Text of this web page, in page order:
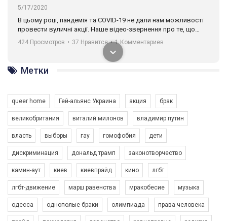
5/17/2020
В цьому році, пандемія та COVІD-19 не дали нам можливості
провести вуличні акції. Наше відео-звернення про те, що
навіть коли ми у різних містах та не можемо зустрінеться, ми
разом. Ми закликаємо всіх хто поділяє цінності рівності та
солідарності, приєднатися до нас. Регіональні підрозділи
ГАУ є в 16 областях України.
Разом наш голос лунає гучніше!
424 Просмотров • 37 Нравится • 1 Комментариев
Зупинимо насильство проти ЛГБТ в Україні! Stop violence against LGBT in Ukraine!
6/30/2017
Емоційний та вражаючий промо-ролік на конкурс PACT, який
Метки
queer home Гей-альянс Украина акция брак
великобритания виталий милонов владимир путин
власть выборы гау гомофобия дети
дискриминация дональд трамп законотворчество
камин-аут киев киевпрайд кино лгбт
лгбт-движение марш равенства мракобесие музыка
одесса однополые браки олимпиада права человека